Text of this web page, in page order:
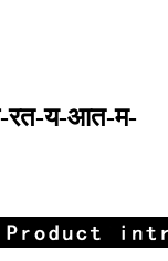
य-आत-म-